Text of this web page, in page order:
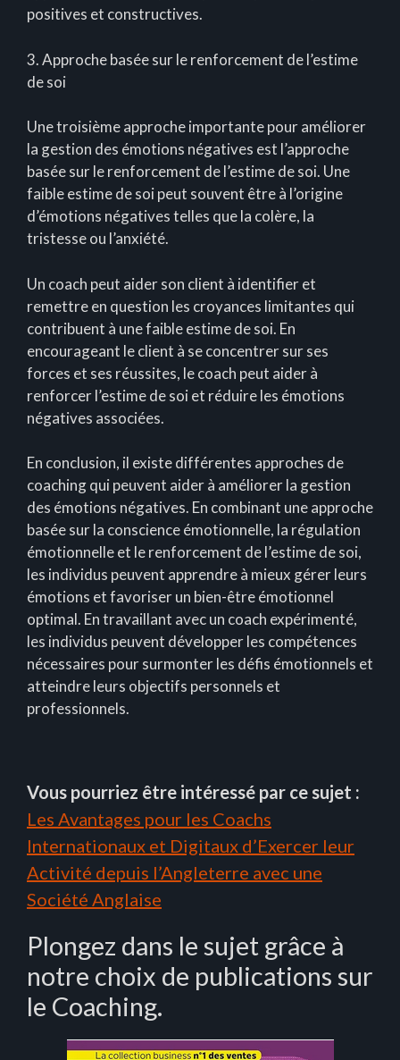
positives et constructives.
3. Approche basée sur le renforcement de l’estime
de soi
Une troisième approche importante pour améliorer
la gestion des émotions négatives est l’approche
basée sur le renforcement de l’estime de soi. Une
faible estime de soi peut souvent être à l’origine
d’émotions négatives telles que la colère, la
tristesse ou l’anxiété.
Un coach peut aider son client à identifier et
remettre en question les croyances limitantes qui
contribuent à une faible estime de soi. En
encourageant le client à se concentrer sur ses
forces et ses réussites, le coach peut aider à
renforcer l’estime de soi et réduire les émotions
négatives associées.
En conclusion, il existe différentes approches de
coaching qui peuvent aider à améliorer la gestion
des émotions négatives. En combinant une approche
basée sur la conscience émotionnelle, la régulation
émotionnelle et le renforcement de l’estime de soi,
les individus peuvent apprendre à mieux gérer leurs
émotions et favoriser un bien-être émotionnel
optimal. En travaillant avec un coach expérimenté,
les individus peuvent développer les compétences
nécessaires pour surmonter les défis émotionnels et
atteindre leurs objectifs personnels et
professionnels.
Vous pourriez être intéressé par ce sujet :
Les Avantages pour les Coachs
Internationaux et Digitaux d’Exercer leur
Activité depuis l’Angleterre avec une
Société Anglaise
Plongez dans le sujet grâce à
notre choix de publications sur
le Coaching.